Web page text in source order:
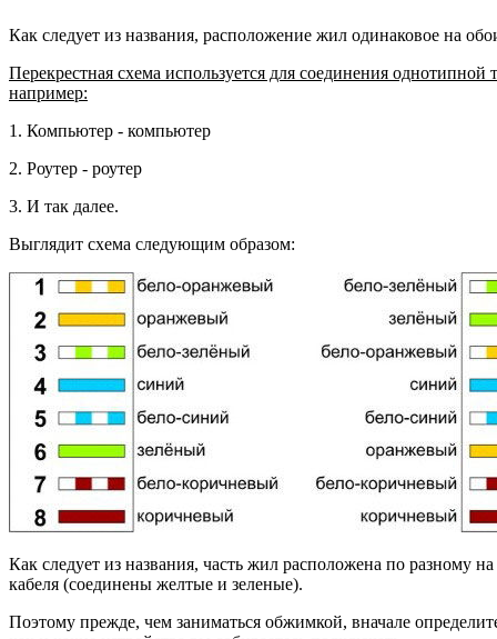
Как следует из названия, расположение жил одинаковое на
Перекрестная схема используется для соединения однотипной
например:
1. Компьютер - компьютер
2. Роутер - роутер
3. И так далее.
Выглядит схема следующим образом:
Как следует из названия, часть жил расположена по разному
кабеля (соединены желтые и зеленые).
Поэтому прежде, чем заниматься обжимкой, вначале